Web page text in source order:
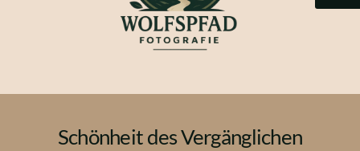
Schönheit des Vergänglichen